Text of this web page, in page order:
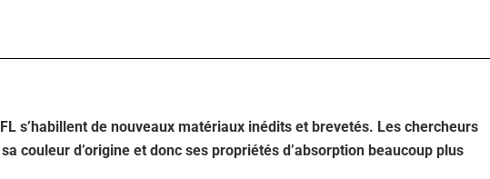
s’habillent de nouveaux matériaux inédits et brevetés. Les chercheurs
couleur d’origine et donc ses propriétés d’absorption beaucoup plus